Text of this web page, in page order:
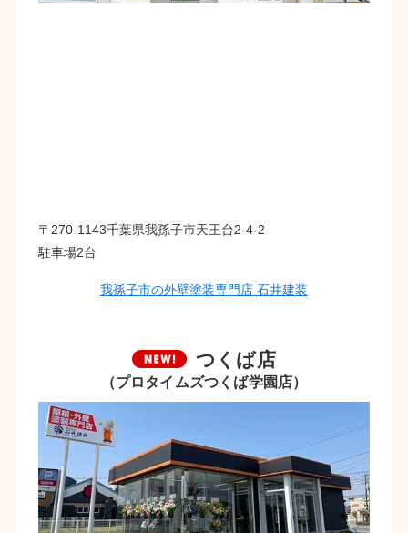
〒270-1143千葉県我孫子市天王台2-4-2
駐車場2台
我孫子市の外壁塗装専門店 石井建装
つくば店
（プロタイムズつくば学園店）